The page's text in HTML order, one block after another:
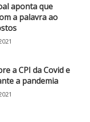
aponta que
a palavra ao
a CPI da Covid e
a pandemia